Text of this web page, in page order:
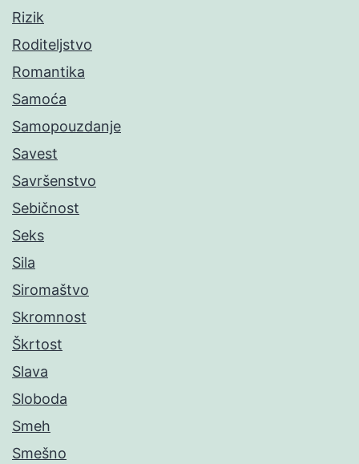
Rizik
Roditeljstvo
Romantika
Samoća
Samopouzdanje
Savest
Savršenstvo
Sebičnost
Seks
Sila
Siromaštvo
Skromnost
Škrtost
Slava
Sloboda
Smeh
Smešno